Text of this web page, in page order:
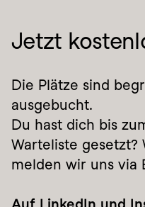
Jetzt
Die Plätze sind
ausgebucht.
Du hast dich bis
Warteliste gesetzt?
melden wir uns via